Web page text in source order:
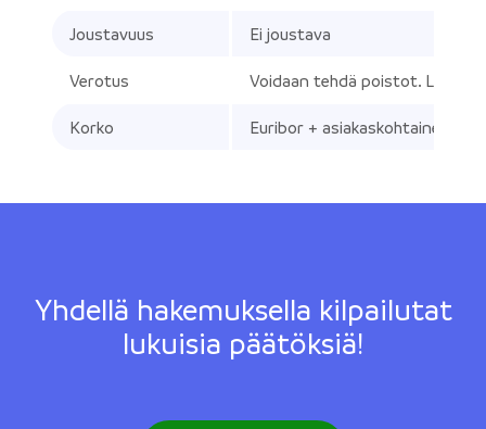
Joustavuus Ei joustava
Verotus Voidaan tehdä poistot. Laina,
Korko Euribor + asiakaskohtainen
Yhdellä hakemuksella kilpailutat
lukuisia päätöksiä!